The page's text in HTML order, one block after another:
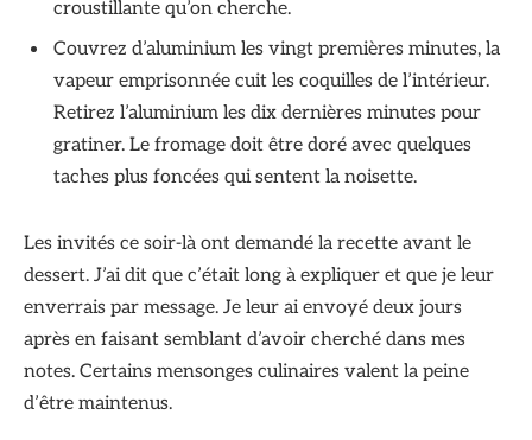
croustillante qu’on cherche.
Couvrez d’aluminium les vingt premières minutes, la
vapeur emprisonnée cuit les coquilles de l’intérieur.
Retirez l’aluminium les dix dernières minutes pour
gratiner. Le fromage doit être doré avec quelques
taches plus foncées qui sentent la noisette.
Les invités ce soir-là ont demandé la recette avant le
dessert. J’ai dit que c’était long à expliquer et que je leur
enverrais par message. Je leur ai envoyé deux jours
après en faisant semblant d’avoir cherché dans mes
notes. Certains mensonges culinaires valent la peine
d’être maintenus.